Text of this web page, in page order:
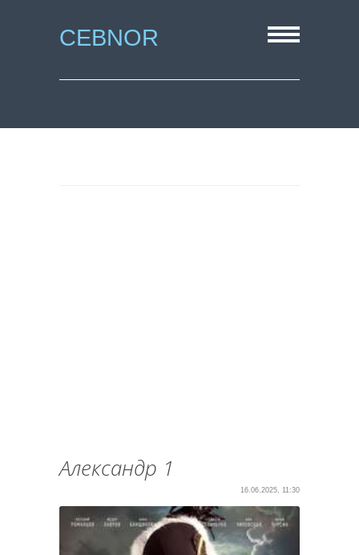
CEBNOR
Александр 1
16.06.2025, 11:30